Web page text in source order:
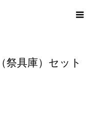
舎） 一社御霊舎（中）と祭
祭具庫）セット